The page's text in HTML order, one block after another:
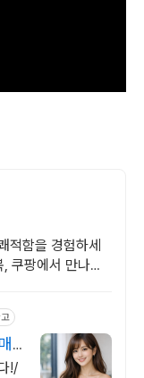
적함을 경험하세
쿠팡에서 만나보
!/